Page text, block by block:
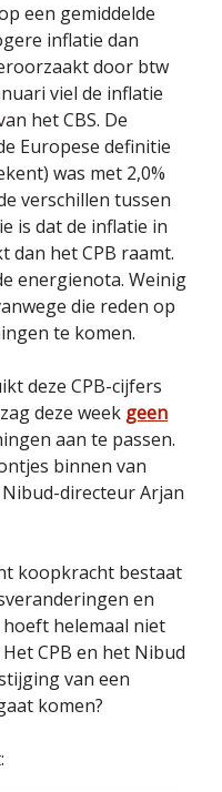
een gemiddelde
inflatie dan
door btw
viel de inflatie
het CBS. De
Europese definitie
was met 2,0%
verschillen tussen
is dat de inflatie in
dan het CPB raamt.
energienota. Weinig
die reden op
te komen.
deze CPB-cijfers
deze week geen
aan te passen.
binnen van
directeur Arjan
koopkracht bestaat
en
helemaal niet
CPB en het Nibud
van een
komen?